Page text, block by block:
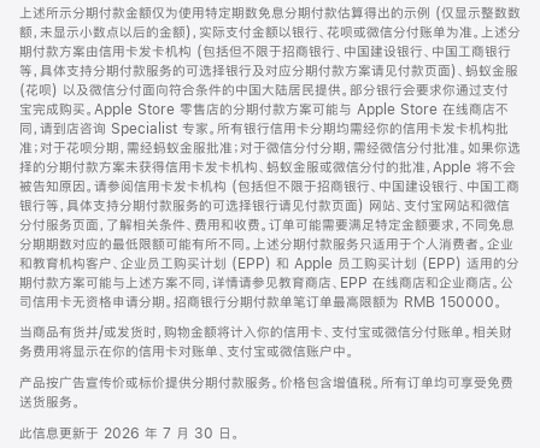
口
中
打
开)
上述所示分期付款金额仅为使用特定期数免息分期付款估算得出的示例 (仅显示整数数
额，未显示小数点以后的金额)，实际支付金额以银行、花呗或微信分付账单为准。上述分
期付款方案由信用卡发卡机构 (包括但不限于招商银行、中国建设银行、中国工商银行
等，具体支持分期付款服务的可选择银行及对应分期付款方案请见付款页面)、蚂蚁金服
(花呗) 以及微信分付面向符合条件的中国大陆居民提供。部分银行会要求你通过支付
宝完成购买。Apple Store 零售店的分期付款方案可能与 Apple Store 在线商店不
同，请到店咨询 Specialist 专家。所有银行信用卡分期均需经你的信用卡发卡机构批
准；对于花呗分期，需经蚂蚁金服批准；对于微信分付分期，需经微信分付批准。如果你选
择的分期付款方案未获得信用卡发卡机构、蚂蚁金服或微信分付的批准，Apple 将不会
被告知原因。请参阅信用卡发卡机构 (包括但不限于招商银行、中国建设银行、中国工商
银行等，具体支持分期付款服务的可选择银行请见付款页面) 网站、支付宝网站和微信
分付服务页面，了解相关条件、费用和收费。订单可能需要满足特定金额要求，不同免息
分期期数对应的最低限额可能有所不同。上述分期付款服务只适用于个人消费者。企业
和教育机构客户、企业员工购买计划 (EPP) 和 Apple 员工购买计划 (EPP) 适用的分
期付款方案可能与上述方案不同，详情请参见教育商店、EPP 在线商店和企业商店。公
司信用卡无资格申请分期。招商银行分期付款单笔订单最高限额为 RMB 150000。
当商品有货并/或发货时，购物金额将计入你的信用卡、支付宝或微信分付账单。相关财
务费用将显示在你的信用卡对账单、支付宝或微信账户中。
产品按广告宣传价或标价提供分期付款服务。价格包含增值税。所有订单均可享受免费
送货服务。
此信息更新于 2026 年 7 月 30 日。